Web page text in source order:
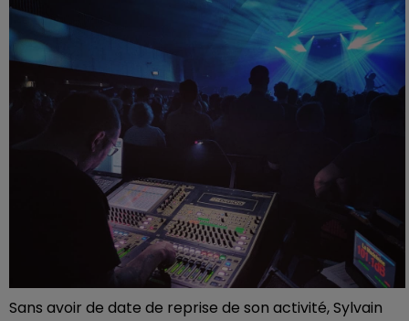
Sans avoir de date de reprise de son activité, Sylvain